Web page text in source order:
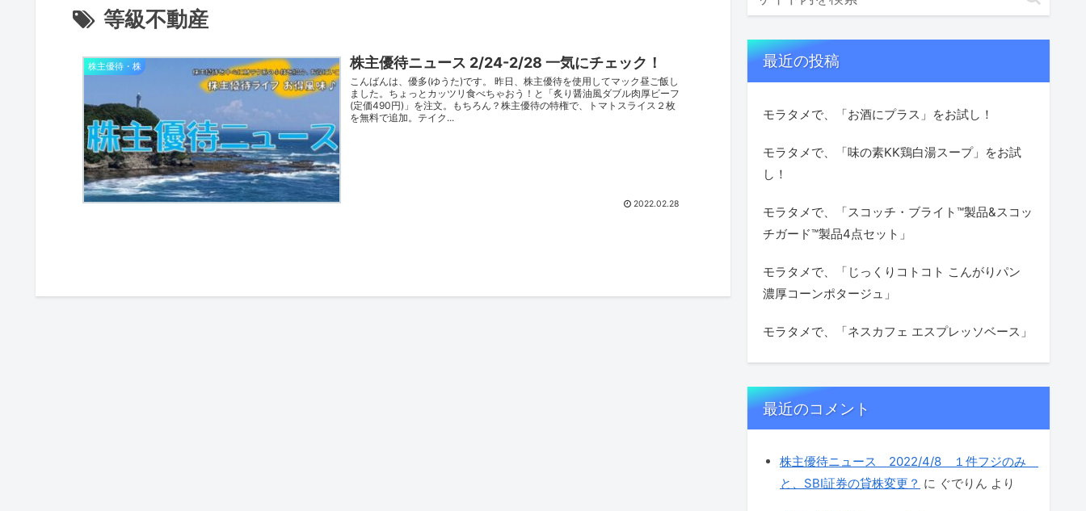
等級不動産
株主優待・株 株主優待ニュース 2/24-2/28 一気にチェック！
こんばんは、優多(ゆうた)です。 昨日、株主優待を使用してマック昼ご飯し
ました。ちょっとカッツリ食べちゃおう！と「炙り醤油風ダブル肉厚ビーフ
(定価490円)」を注文。もちろん？株主優待の特権で、トマトスライス２枚
を無料で追加。テイク...
2022.02.28
最近の投稿
モラタメで、「お酒にプラス」をお試し！
モラタメで、「味の素KK鶏白湯スープ」をお試
し！
モラタメで、「スコッチ・ブライト™製品&スコッ
チガード™製品4点セット」
モラタメで、「じっくりコトコト こんがりパン
濃厚コーンポタージュ」
モラタメで、「ネスカフェ エスプレッソベース」
最近のコメント
株主優待ニュース 2022/4/8 １件フジのみ
と、SBI証券の貸株変更？ に ぐでりん より